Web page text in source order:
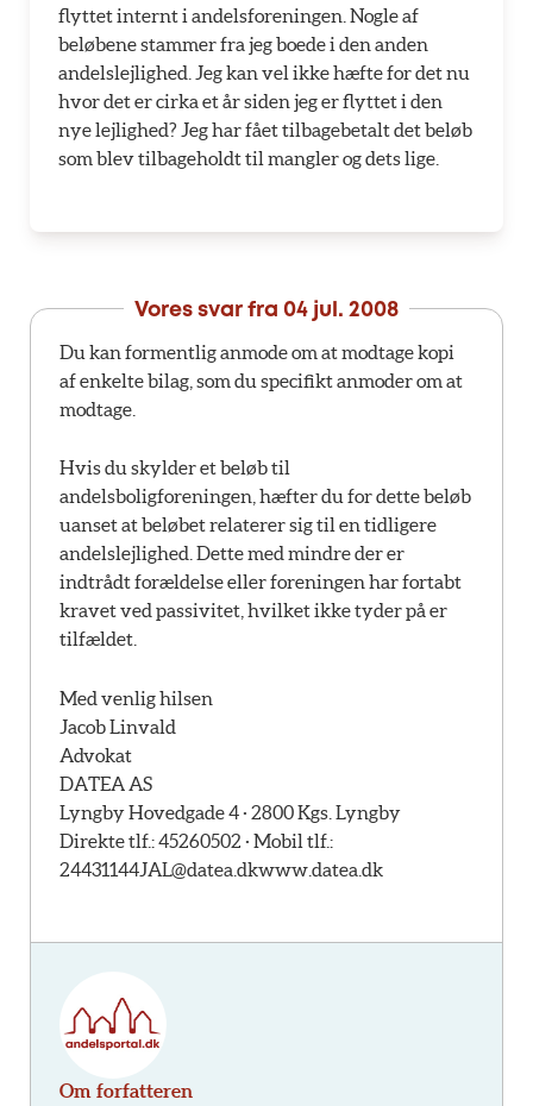
flyttet internt i andelsforeningen. Nogle af
beløbene stammer fra jeg boede i den anden
andelslejlighed. Jeg kan vel ikke hæfte for det nu
hvor det er cirka et år siden jeg er flyttet i den
nye lejlighed? Jeg har fået tilbagebetalt det beløb
som blev tilbageholdt til mangler og dets lige.
Vores svar fra 04 jul. 2008
Du kan formentlig anmode om at modtage kopi
af enkelte bilag, som du specifikt anmoder om at
modtage.
Hvis du skylder et beløb til
andelsboligforeningen, hæfter du for dette beløb
uanset at beløbet relaterer sig til en tidligere
andelslejlighed. Dette med mindre der er
indtrådt forældelse eller foreningen har fortabt
kravet ved passivitet, hvilket ikke tyder på er
tilfældet.
Med venlig hilsen
Jacob Linvald
Advokat
DATEA AS
Lyngby Hovedgade 4 · 2800 Kgs. Lyngby
Direkte tlf.: 45260502 · Mobil tlf.:
24431144JAL@datea.dkwww.datea.dk
Om forfatteren